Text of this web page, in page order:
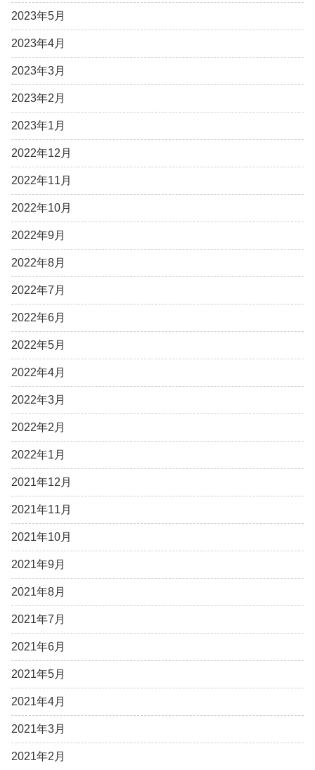
2023年5月
2023年4月
2023年3月
2023年2月
2023年1月
2022年12月
2022年11月
2022年10月
2022年9月
2022年8月
2022年7月
2022年6月
2022年5月
2022年4月
2022年3月
2022年2月
2022年1月
2021年12月
2021年11月
2021年10月
2021年9月
2021年8月
2021年7月
2021年6月
2021年5月
2021年4月
2021年3月
2021年2月